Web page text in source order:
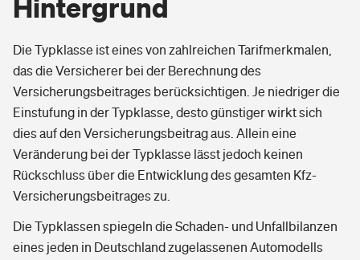
Hintergrund
Die Typklasse ist eines von zahlreichen Tarifmerkmalen,
das die Versicherer bei der Berechnung des
Versicherungsbeitrages berücksichtigen. Je niedriger die
Einstufung in der Typklasse, desto günstiger wirkt sich
dies auf den Versicherungsbeitrag aus. Allein eine
Veränderung bei der Typklasse lässt jedoch keinen
Rückschluss über die Entwicklung des gesamten Kfz-
Versicherungsbeitrages zu.
Die Typklassen spiegeln die Schaden- und Unfallbilanzen
eines jeden in Deutschland zugelassenen Automodells